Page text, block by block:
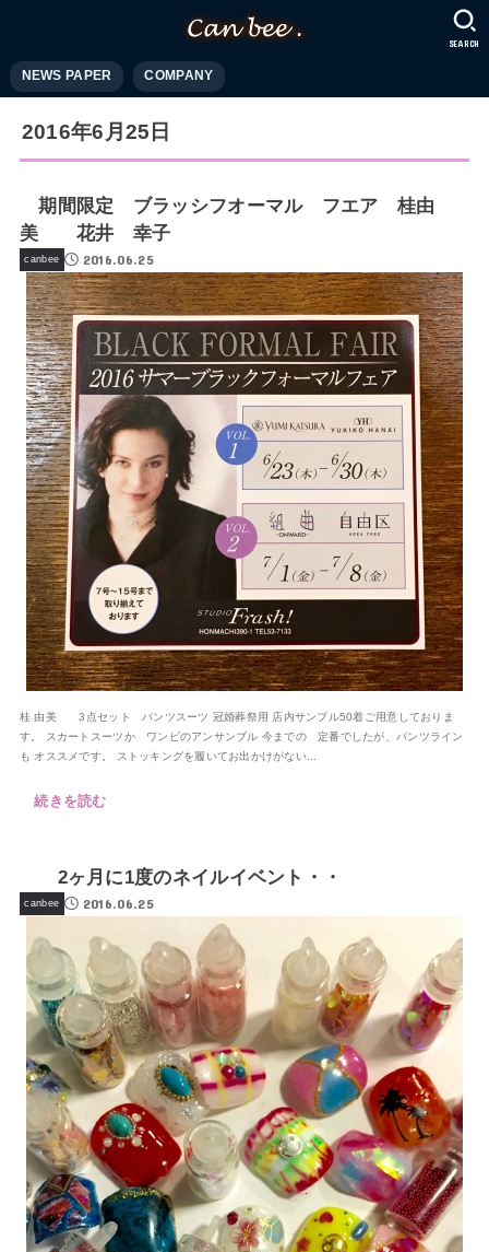
NEWS PAPER COMPANY
SEARCH
2016年6月25日
期間限定 ブラッシフオーマル フエア 桂由
美 花井 幸子
canbee 2016.06.25
桂 由美 3点セット パンツスーツ 冠婚葬祭用 店内サンプル50着ご用意しておりま
す。 スカートスーツか ワンピのアンサンブル 今までの 定番でしたが、パンツライン
も オススメです。 ストッキングを履いてお出かけがない...
続きを読む
2ヶ月に1度のネイルイベント・・
canbee 2016.06.25